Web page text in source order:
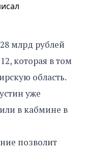
млрд рублей
которая в том
область.
уже
в кабмине в
позволит